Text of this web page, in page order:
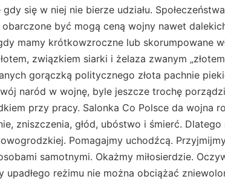
się w niej nie bierze udziału.
być mogą ceną wojny nawet
mamy krótkowzroczne lub skorumpowane
związkiem siarki i żelaza zwanym
gorączką politycznego złota pachnie
naród w wojnę, byle jeszcze trochę
przy pracy. Salonka Co Polsce da wojna
zniszczenia, głód, ubóstwo i śmierć.
Pomagajmy uchodźcą.
samotnymi. Okażmy miłosierdzie.
reżimu nie można obciążać